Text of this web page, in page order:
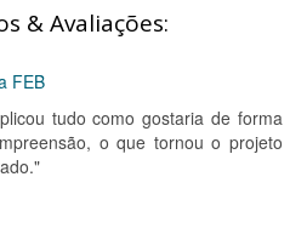
& Avaliações:
FEB
tudo como gostaria de forma
o que tornou o projeto